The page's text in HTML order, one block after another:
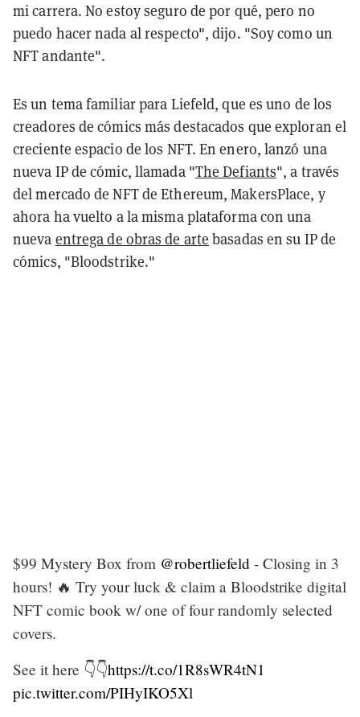
mi carrera. No estoy seguro de por qué, pero no
puedo hacer nada al respecto", dijo. "Soy como un
NFT andante".
Es un tema familiar para Liefeld, que es uno de los
creadores de cómics más destacados que exploran el
creciente espacio de los NFT. En enero, lanzó una
nueva IP de cómic, llamada "The Defiants", a través
del mercado de NFT de Ethereum, MakersPlace, y
ahora ha vuelto a la misma plataforma con una
nueva entrega de obras de arte basadas en su IP de
cómics, "Bloodstrike."
$99 Mystery Box from @robertliefeld - Closing in 3
hours! 🔥 Try your luck & claim a Bloodstrike digital
NFT comic book w/ one of four randomly selected
covers.
See it here 👇👇https://t.co/1R8sWR4tN1
pic.twitter.com/PIHyIKO5Xl